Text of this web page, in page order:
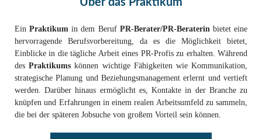
Über das Praktikum
EinPraktikum in dem Beruf PR-Berater/PR-Beraterinbietet eine
hervorragende Berufsvorbereitung, da es die Möglichkeit bietet,
Einblicke in die tägliche Arbeit eines PR-Profis zu erhalten. Während
desPraktikums können wichtige Fähigkeiten wie Kommunikation,
strategische Planung und Beziehungsmanagement erlernt und vertieft
werden. Darüber hinaus ermöglicht es, Kontakte in der Branche zu
knüpfen und Erfahrungen in einem realen Arbeitsumfeld zu sammeln,
die bei der späteren Jobsuche von großem Vorteil sein können.